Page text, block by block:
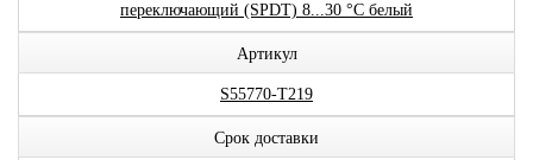
переключающий (SPDT) 8...30 °C белый
Артикул
S55770-T219
Срок доставки